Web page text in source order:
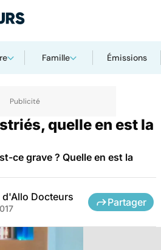
Famille Émissions
quelle en est la
ce grave ? Quelle en est la
d'Allo Docteurs Partager